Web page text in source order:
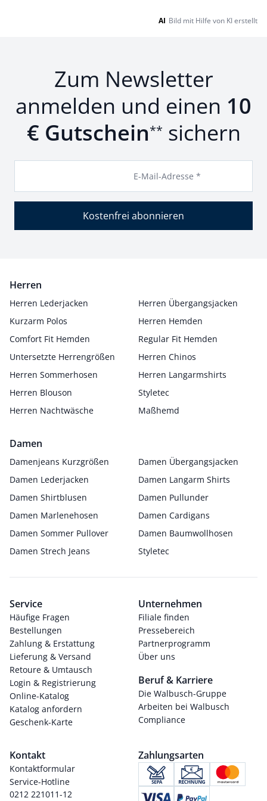
AI Bild mit Hilfe von KI erstellt
Zum Newsletter
anmelden und einen 10
€ Gutschein** sichern
E-Mail-Adresse *
Kostenfrei abonnieren
Herren
Herren Lederjacken
Herren Übergangsjacken
Kurzarm Polos
Herren Hemden
Comfort Fit Hemden
Regular Fit Hemden
Untersetzte Herrengrößen
Herren Chinos
Herren Sommerhosen
Herren Langarmshirts
Herren Blouson
Styletec
Herren Nachtwäsche
Maßhemd
Damen
Damenjeans Kurzgrößen
Damen Übergangsjacken
Damen Lederjacken
Damen Langarm Shirts
Damen Shirtblusen
Damen Pullunder
Damen Marlenehosen
Damen Cardigans
Damen Sommer Pullover
Damen Baumwollhosen
Damen Strech Jeans
Styletec
Service
Häufige Fragen
Bestellungen
Zahlung & Erstattung
Lieferung & Versand
Retoure & Umtausch
Login & Registrierung
Online-Katalog
Katalog anfordern
Geschenk-Karte
Unternehmen
Filiale finden
Pressebereich
Partnerprogramm
Über uns
Beruf & Karriere
Die Walbusch-Gruppe
Arbeiten bei Walbusch
Compliance
Kontakt
Kontaktformular
Service-Hotline
0212 221011-12
Zahlungsarten